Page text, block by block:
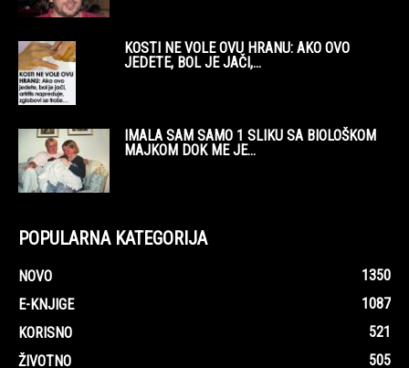
KOSTI NE VOLE OVU HRANU: AKO OVO
JEDETE, BOL JE JAČI,...
IMALA SAM SAMO 1 SLIKU SA BIOLOŠKOM
MAJKOM DOK ME JE...
POPULARNA KATEGORIJA
NOVO
1350
E-KNJIGE
1087
KORISNO
521
ŽIVOTNO
505